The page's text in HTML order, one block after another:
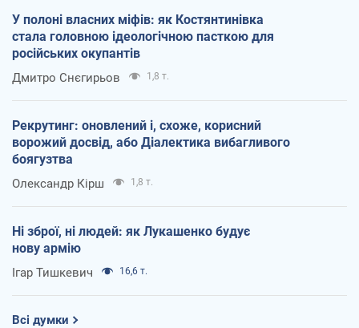
У полоні власних міфів: як Костянтинівка
стала головною ідеологічною пасткою для
російських окупантів
Дмитро Снєгирьов 1,8 т.
Рекрутинг: оновлений і, схоже, корисний
ворожий досвід, або Діалектика вибагливого
боягузтва
Олександр Кірш 1,8 т.
Ні зброї, ні людей: як Лукашенко будує
нову армію
Ігар Тишкевич 16,6 т.
Всі думки